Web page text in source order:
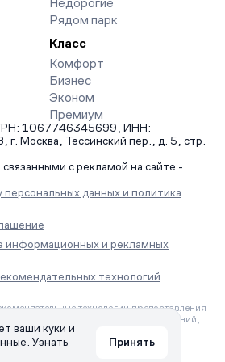
Недорогие
Рядом парк
Класс
Комфорт
Бизнес
Эконом
Премиум
1067746345699, ИНН:
Москва, Тессинский пер., д. 5, стр.
с рекламой на сайте -
персональных данных и политика
информационных и рекламных
технологий
технологии предоставления
систематизации и анализа сведений,
пользователей сети «Интернет»,
Российской Федерации.
ваши куки и
Узнать
Принять